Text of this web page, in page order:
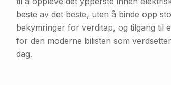
beste av det beste, uten å binde opp
bekymringer for verditap, og tilgang til
for den moderne bilisten som
dag.